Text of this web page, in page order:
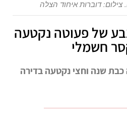
צילום: דוברות איחוד הצלה
של פעוטה נקטעה
חשמלי
שנה וחצי נקטעה בדירה